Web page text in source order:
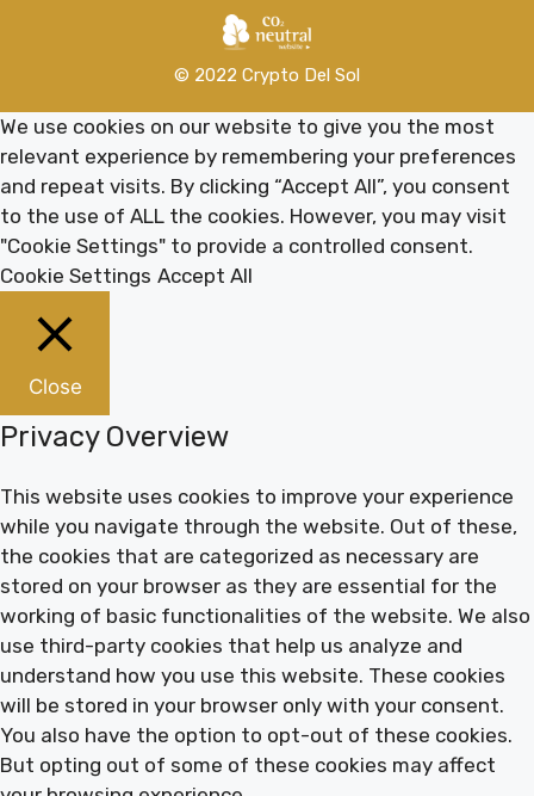
© 2022 Crypto Del Sol
We use cookies on our website to give you the most
relevant experience by remembering your preferences
and repeat visits. By clicking “Accept All”, you consent
to the use of ALL the cookies. However, you may visit
"Cookie Settings" to provide a controlled consent.
Cookie Settings Accept All
Close
Privacy Overview
This website uses cookies to improve your experience
while you navigate through the website. Out of these,
the cookies that are categorized as necessary are
stored on your browser as they are essential for the
working of basic functionalities of the website. We also
use third-party cookies that help us analyze and
understand how you use this website. These cookies
will be stored in your browser only with your consent.
You also have the option to opt-out of these cookies.
But opting out of some of these cookies may affect